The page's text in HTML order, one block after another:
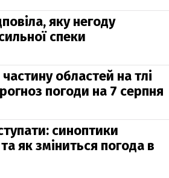
яку негоду
спеки
областей на тлі
погоди на 7 серпня
синоптики
як зміниться погода в